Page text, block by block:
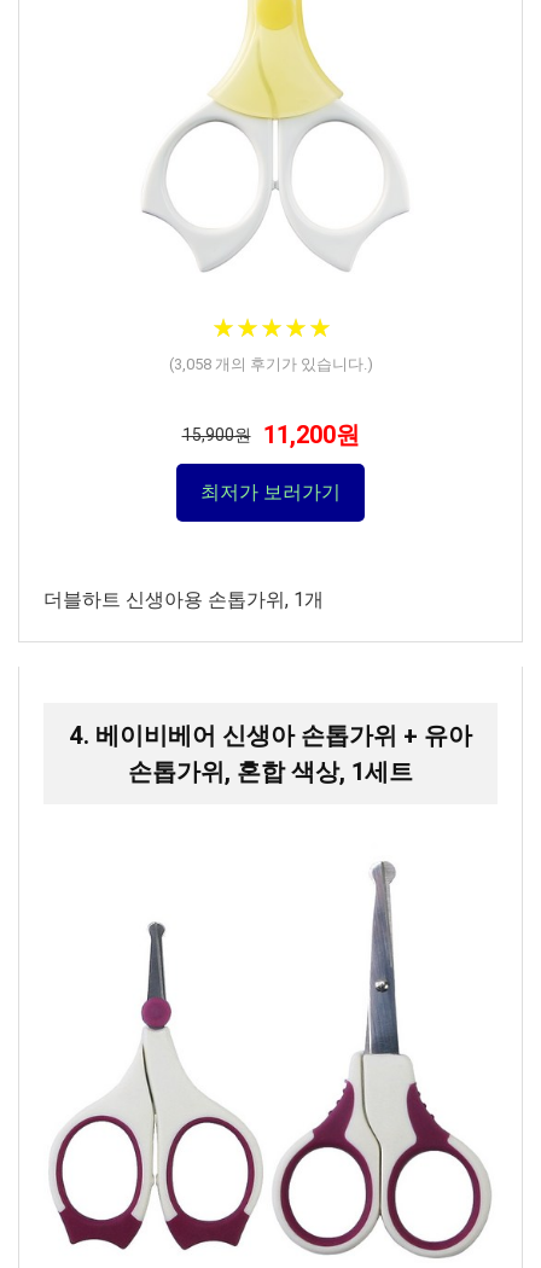
★★★★★
★★★★★
(3,058개의 후기가 있습니다.)
15,900원 11,200원
최저가 보러가기
더블하트 신생아용 손톱가위, 1개
4. 베이비베어 신생아 손톱가위 + 유아
손톱가위, 혼합 색상, 1세트